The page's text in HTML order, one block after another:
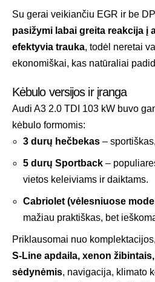
Su gerai veikiančiu EGR ir be
pasižymi labai greita reakcija į
efektyvia trauka, todėl neretai
ekonomiškai, kas natūraliai
Kėbulo versijos ir įranga
Audi A3 2.0 TDI 103 kW buvo
kėbulo formomis:
3 durų hečbekas –
5 durų Sportback –
vietos keleiviams ir daiktams.
Cabriolet (vėlesniuose
mažiau praktiškas, bet
Priklausomai nuo
S-Line apdaila, xenon
sėdynėmis, navigacija, klimato